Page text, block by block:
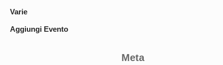
Varie
Aggiungi Evento
Meta